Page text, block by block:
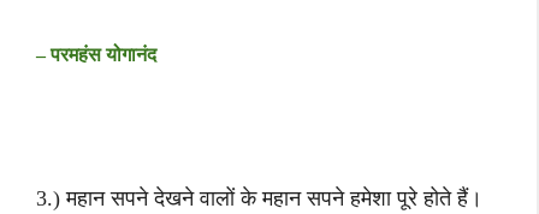
– परमहंस योगानंद
3.) महान सपने देखने वालों के महान सपने हमेशा पूरे होते हैं।